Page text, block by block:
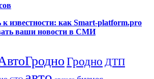
известности: как Smart-platform.pro
ваши новости в СМИ
Гродно ДТП